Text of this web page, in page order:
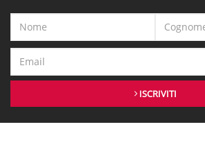
ISCRIVITI